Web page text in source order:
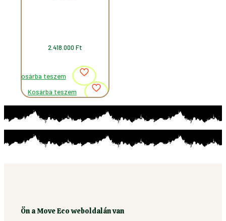
2.418.000 Ft
Kosárba teszem
Kosárba teszem
Ön a Move Eco weboldalán van